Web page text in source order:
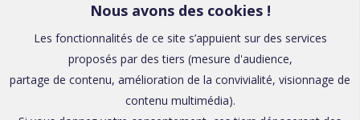
Nous avons des cookies !
Les fonctionnalités de ce site s’appuient sur des services
proposés par des tiers (mesure d'audience,
partage de contenu, amélioration de la convivialité, visionnage de
contenu multimédia).